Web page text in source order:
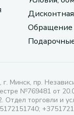
Обращение
Минск, пр.
№769481 от
Отдел торговли и